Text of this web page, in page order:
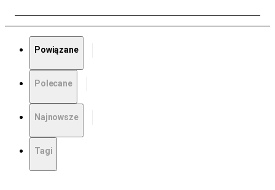
Powiązane
Polecane
Najnowsze
Tagi